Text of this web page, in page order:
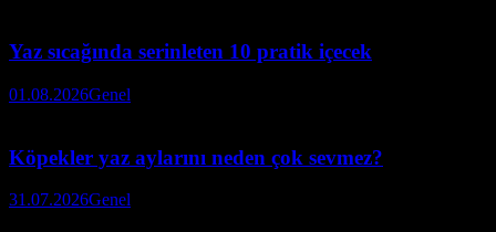
Yaz sıcağında serinleten 10 pratik içecek
01.08.2026Genel
Köpekler yaz aylarını neden çok sevmez?
31.07.2026Genel